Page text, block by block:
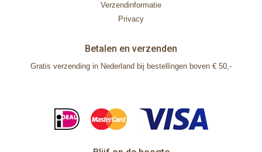
Verzendinformatie
Privacy
Betalen en verzenden
Gratis verzending in Nederland bij bestellingen boven € 50,-